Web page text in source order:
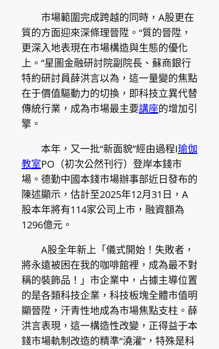
市場範圍完成跨越的同時，A股更在
質的方面迎來深條理晉陞。“質的晉陞，
更深入地表現在市場構造與生態的優化
上。”星圖金融研討院副院長、蘇商銀行
特約研討員薛洪言以為，這一量變的焦點
在于價值驅動力的切換，即科技立異代替
傳統行業，成為市場最主要講座的增加引
擎。
本年，又一批“新面貌”經由過程I瑜伽
教室PO（初次公然刊行）登岸本錢市
場。德勤中國本錢市場辦事部近日發布的
陳述顯示，估計至2025年12月31日，A
股本年將有114家公司上市，融資額為
1296億元。
A股全年新上「儀式開始！失敗者，
將永遠被困在我的咖啡館裡，成為最不對
稱的裝飾品！」市企業中，占據主導位置
的是各類科技企業，科技板塊全體市值明
顯晉陞，汗青性地成為市場焦點支柱。薛
洪言表現，這一構造性改變，正得益于本
錢市場軌制改造的精準“澆灌”，特殊是科